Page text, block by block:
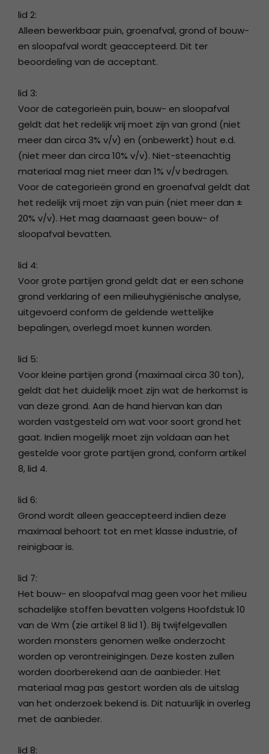
lid 2:
Alleen bewerkbaar puin, groenafval, grond of bouw-
en sloopafval wordt geaccepteerd. Dit ter
beoordeling van de acceptant.
lid 3:
Voor de categorieën puin, bouw- en sloopafval
geldt dat het redelijk vrij moet zijn van grond (niet
meer dan circa 3% v/v) en (onbewerkt) hout e.d.
(niet meer dan circa 10% v/v). Niet-steenachtig
materiaal mag niet meer dan 1% v/v bedragen.
Voor de categorieën grond en groenafval geldt dat
het redelijk vrij moet zijn van puin (niet meer dan ±
20% v/v). Het mag daarnaast geen bouw- of
sloopafval bevatten.
lid 4:
Voor grote partijen grond geldt dat er een schone
grond verklaring of een milieuhygiënische analyse,
uitgevoerd conform de geldende wettelijke
bepalingen, overlegd moet kunnen worden.
lid 5:
Voor kleine partijen grond (maximaal circa 30 ton),
geldt dat het duidelijk moet zijn wat de herkomst is
van deze grond. Aan de hand hiervan kan dan
worden vastgesteld om wat voor soort grond het
gaat. Indien mogelijk moet zijn voldaan aan het
gestelde voor grote partijen grond, conform artikel
8, lid 4.
lid 6:
Grond wordt alleen geaccepteerd indien deze
maximaal behoort tot en met klasse industrie, of
reinigbaar is.
lid 7:
Het bouw- en sloopafval mag geen voor het milieu
schadelijke stoffen bevatten volgens Hoofdstuk 10
van de Wm (zie artikel 8 lid 1). Bij twijfelgevallen
worden monsters genomen welke onderzocht
worden op verontreinigingen. Deze kosten zullen
worden doorberekend aan de aanbieder. Het
materiaal mag pas gestort worden als de uitslag
van het onderzoek bekend is. Dit natuurlijk in overleg
met de aanbieder.
lid 8: